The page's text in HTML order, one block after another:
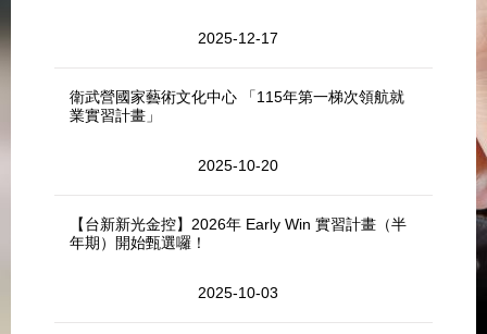
2025-12-17
衛武營國家藝術文化中心 「115年第一梯次領航就
業實習計畫」
2025-10-20
【台新新光金控】2026年 Early Win 實習計畫（半
年期）開始甄選囉！
2025-10-03